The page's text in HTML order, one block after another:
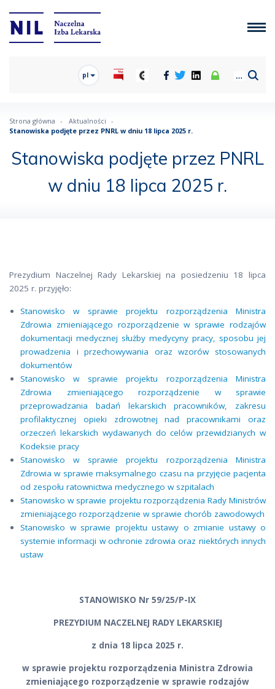
pl
Strona główna
Aktualności
Stanowiska podjęte przez PNRL w dniu 18 lipca 2025 r.
Stanowiska podjęte przez PNRL
w dniu 18 lipca 2025 r.
Prezydium Naczelnej Rady Lekarskiej na posiedzeniu 18 lipca
2025 r. przyjęło:
Stanowisko w sprawie projektu rozporządzenia Ministra
Zdrowia zmieniającego rozporządzenie w sprawie rodzajów
dokumentacji medycznej służby medycyny pracy, sposobu jej
prowadzenia i przechowywania oraz wzorów stosowanych
dokumentów
Stanowisko w sprawie projektu rozporządzenia Ministra
Zdrowia zmieniającego rozporządzenie w sprawie
przeprowadzania badań lekarskich pracowników, zakresu
profilaktycznej opieki zdrowotnej nad pracownikami oraz
orzeczeń lekarskich wydawanych do celów przewidzianych w
Kodeksie pracy
Stanowisko w sprawie projektu rozporządzenia Ministra
Zdrowia w sprawie maksymalnego czasu na przyjęcie pacjenta
od zespołu ratownictwa medycznego w szpitalach
Stanowisko w sprawie projektu rozporządzenia Rady Ministrów
zmieniającego rozporządzenie w sprawie chorób zawodowych
Stanowisko w sprawie projektu ustawy o zmianie ustawy o
systemie informacji w ochronie zdrowia oraz niektórych innych
ustaw
STANOWISKO Nr 59/25/P-IX
PREZYDIUM NACZELNEJ RADY LEKARSKIEJ
z dnia 18 lipca 2025 r.
w sprawie projektu rozporządzenia Ministra Zdrowia
zmieniającego rozporządzenie w sprawie rodzajów